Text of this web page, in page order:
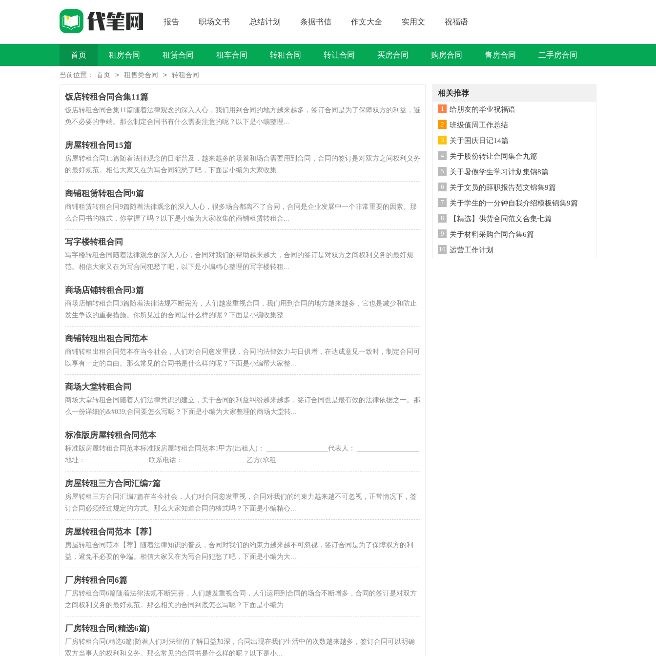
报告 职场文书 总结计划 条据书信 作文大全 实用文 祝福语
买卖类合同 借贷类合同 建筑类合同 劳动类合同 租售类合同
首页 租房合同 租赁合同 租车合同 转租合同 转让合同 买房合同 购房合同 售房合同 二手房合同
当前位置： 首页 > 租售类合同 > 转租合同
饭店转租合同合集11篇
饭店转租合同合集11篇随着法律观念的深入人心，我们用到合同的地方越来越多，签订合同是为了保障双方的利益，避
免不必要的争端。那么制定合同书有什么需要注意的呢？以下是小编整理...
房屋转租合同15篇
房屋转租合同15篇随着法律观念的日渐普及，越来越多的场景和场合需要用到合同，合同的签订是对双方之间权利义务
的最好规范。相信大家又在为写合同犯愁了吧，下面是小编为大家收集...
商铺租赁转租合同9篇
商铺租赁转租合同9篇随着法律观念的深入人心，很多场合都离不了合同，合同是企业发展中一个非常重要的因素。那
么合同书的格式，你掌握了吗？以下是小编为大家收集的商铺租赁转租合...
写字楼转租合同
写字楼转租合同随着法律观念的深入人心，合同对我们的帮助越来越大，合同的签订是对双方之间权利义务的最好规
范。相信大家又在为写合同犯愁了吧，以下是小编精心整理的写字楼转租...
商场店铺转租合同3篇
商场店铺转租合同3篇随着法律法规不断完善，人们越发重视合同，我们用到合同的地方越来越多，它也是减少和防止
发生争议的重要措施。你所见过的合同是什么样的呢？下面是小编收集整...
商铺转租出租合同范本
商铺转租出租合同范本在当今社会，人们对合同愈发重视，合同的法律效力与日俱增，在达成意见一致时，制定合同可
以享有一定的自由。那么常见的合同书是什么样的呢？下面是小编帮大家整...
商场大堂转租合同
商场大堂转租合同随着人们法律意识的建立，关于合同的利益纠纷越来越多，签订合同也是最有效的法律依据之一。那
么一份详细的&#039;合同要怎么写呢？下面是小编为大家整理的商场大堂转...
标准版房屋转租合同范本
标准版房屋转租合同范本标准版房屋转租合同范本1甲方(出租人)： __________________代表人： __________________
地址： __________________联系电话： __________________乙方(承租...
房屋转租三方合同汇编7篇
房屋转租三方合同汇编7篇在当今社会，人们对合同愈发重视，合同对我们的约束力越来越不可忽视，正常情况下，签
订合同必须经过规定的方式。那么大家知道合同的格式吗？下面是小编精心...
房屋转租合同范本【荐】
房屋转租合同范本【荐】随着法律知识的普及，合同对我们的约束力越来越不可忽视，签订合同是为了保障双方的利
益，避免不必要的争端。相信大家又在为写合同犯愁了吧，下面是小编为大...
厂房转租合同6篇
厂房转租合同6篇随着法律法规不断完善，人们越发重视合同，人们运用到合同的场合不断增多，合同的签订是对双方
之间权利义务的最好规范。那么相关的合同到底怎么写呢？下面是小编为...
厂房转租合同(精选6篇)
厂房转租合同(精选6篇)随着人们对法律的了解日益加深，合同出现在我们生活中的次数越来越多，签订合同可以明确
双方当事人的权利和义务。那么常见的合同书是什么样的呢？以下是小...
相关推荐
1 给朋友的毕业祝福语
2 班级值周工作总结
3 关于国庆日记14篇
4 关于股份转让合同集合九篇
5 关于暑假学生学习计划集锦8篇
6 关于文员的辞职报告范文锦集9篇
7 关于学生的一分钟自我介绍模板锦集9篇
8 【精选】供货合同范文合集七篇
9 关于材料采购合同合集6篇
10 运营工作计划